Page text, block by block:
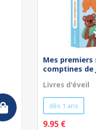
Mes premiers
comptines de
Livres d'éveil
dès 1 ans
9.95 €